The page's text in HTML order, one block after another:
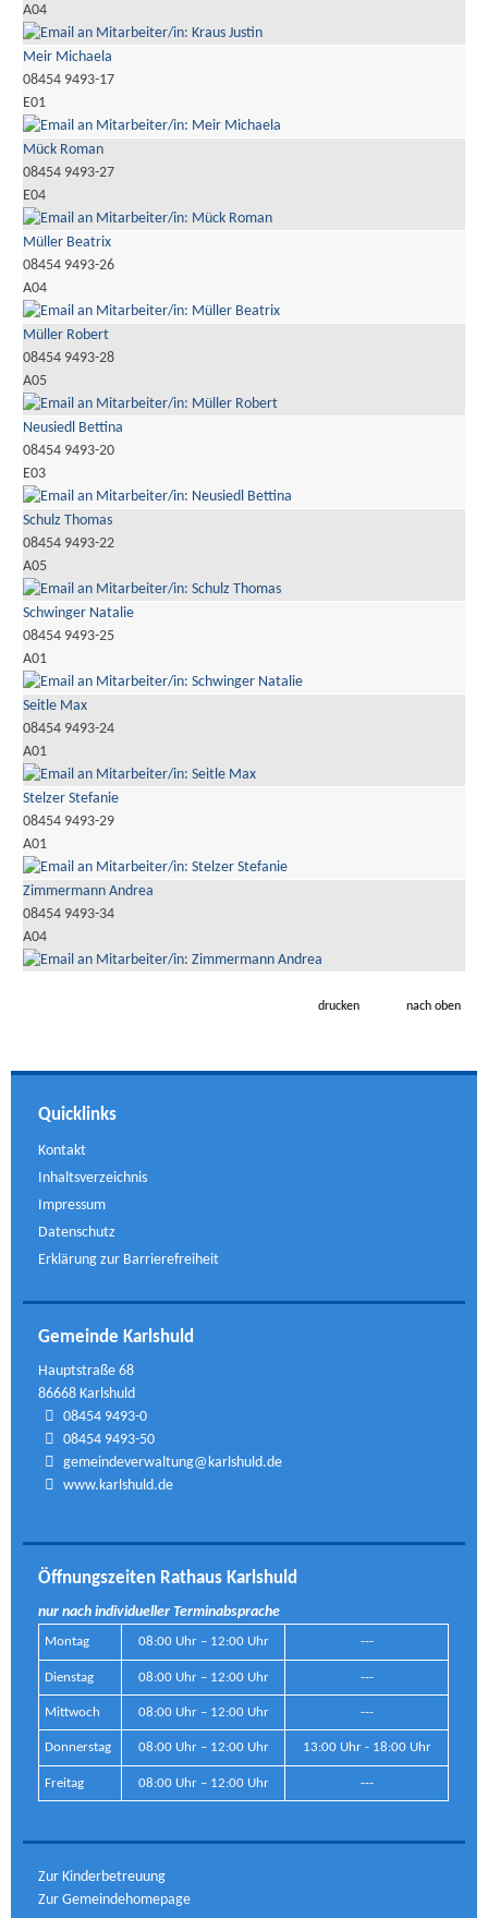
A04
Meir Michaela
08454 9493-17
E01
Mück Roman
08454 9493-27
E04
Müller Beatrix
08454 9493-26
A04
Müller Robert
08454 9493-28
A05
Neusiedl Bettina
08454 9493-20
E03
Schulz Thomas
08454 9493-22
A05
Schwinger Natalie
08454 9493-25
A01
Seitle Max
08454 9493-24
A01
Stelzer Stefanie
08454 9493-29
A01
Zimmermann Andrea
08454 9493-34
A04
drucken nach oben
Quicklinks
Kontakt
Inhaltsverzeichnis
Impressum
Datenschutz
Erklärung zur Barrierefreiheit
Gemeinde Karlshuld
Hauptstraße 68
86668 Karlshuld
08454 9493-0
08454 9493-50
gemeindeverwaltung@karlshuld.de
www.karlshuld.de
Öffnungszeiten Rathaus Karlshuld
nur nach individueller Terminabsprache
Montag 08:00 Uhr – 12:00 Uhr ---
Dienstag 08:00 Uhr – 12:00 Uhr ---
Mittwoch 08:00 Uhr – 12:00 Uhr ---
Donnerstag 08:00 Uhr – 12:00 Uhr 13:00 Uhr - 18:00 Uhr
Freitag 08:00 Uhr – 12:00 Uhr ---
Zur Kinderbetreuung
Zur Gemeindehomepage